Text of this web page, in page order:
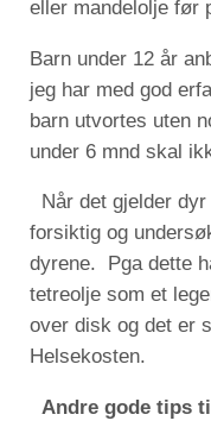
eller mandelolje før
Barn under 12 år
jeg har med god
barn utvortes uten
under 6 mnd skal
Når det gjelder
forsiktig og
dyrene. Pga dette
tetreolje som et
over disk og det er
Helsekosten.
Andre gode tips